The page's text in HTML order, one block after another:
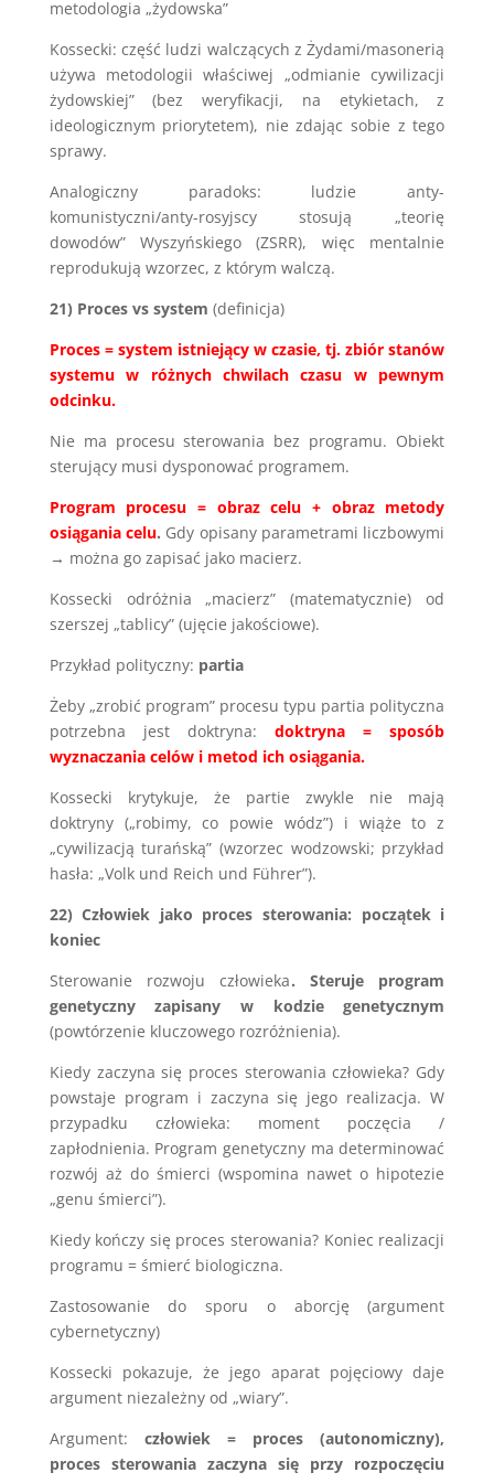
metodologia „żydowska”
Kossecki: część ludzi walczących z Żydami/masonerią
używa metodologii właściwej „odmianie cywilizacji
żydowskiej” (bez weryfikacji, na etykietach, z
ideologicznym priorytetem), nie zdając sobie z tego
sprawy.
Analogiczny paradoks: ludzie anty-
komunistyczni/anty-rosyjscy stosują „teorię
dowodów” Wyszyńskiego (ZSRR), więc mentalnie
reprodukują wzorzec, z którym walczą.
21) Proces vs system (definicja)
Proces = system istniejący w czasie, tj. zbiór stanów
systemu w różnych chwilach czasu w pewnym
odcinku.
Nie ma procesu sterowania bez programu. Obiekt
sterujący musi dysponować programem.
Program procesu = obraz celu + obraz metody
osiągania celu. Gdy opisany parametrami liczbowymi
→ można go zapisać jako macierz.
Kossecki odróżnia „macierz” (matematycznie) od
szerszej „tablicy” (ujęcie jakościowe).
Przykład polityczny: partia
Żeby „zrobić program” procesu typu partia polityczna
potrzebna jest doktryna:doktryna = sposób
wyznaczania celów i metod ich osiągania.
Kossecki krytykuje, że partie zwykle nie mają
doktryny („robimy, co powie wódz”) i wiąże to z
„cywilizacją turańską” (wzorzec wodzowski; przykład
hasła: „Volk und Reich und Führer”).
22) Człowiek jako proces sterowania: początek i
koniec
Sterowanie rozwoju człowieka. Steruje program
genetyczny zapisany w kodzie genetycznym
(powtórzenie kluczowego rozróżnienia).
Kiedy zaczyna się proces sterowania człowieka? Gdy
powstaje program i zaczyna się jego realizacja. W
przypadku człowieka: moment poczęcia /
zapłodnienia. Program genetyczny ma determinować
rozwój aż do śmierci (wspomina nawet o hipotezie
„genu śmierci”).
Kiedy kończy się proces sterowania? Koniec realizacji
programu = śmierć biologiczna.
Zastosowanie do sporu o aborcję (argument
cybernetyczny)
Kossecki pokazuje, że jego aparat pojęciowy daje
argument niezależny od „wiary”.
Argument: człowiek = proces (autonomiczny),
proces sterowania zaczyna się przy rozpoczęciu